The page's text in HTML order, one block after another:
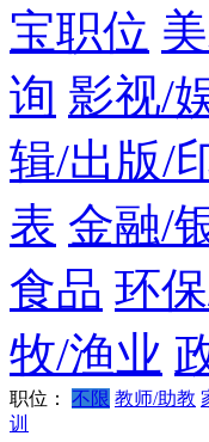
宝职位
询 影视/
辑/出版/
表 金融/
食品 环
牧/渔业
职位： 不限 教师/助教
训